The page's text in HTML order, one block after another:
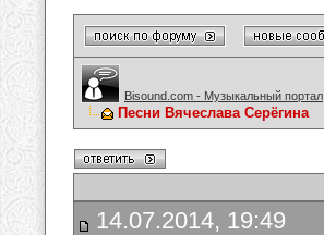
Bisound.com - Музыкальный портал
Песни Вячеслава Серёгина
14.07.2014, 19:49